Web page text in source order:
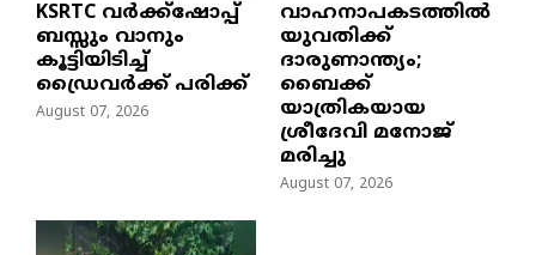
KSRTC വർക്ക്ഷോപ്പ്
ബസ്സും വാനും
കൂട്ടിയിടിച്ച്
ഡ്രൈവർക്ക് പരിക്ക്
August 07, 2026
വാഹനാപകടത്തിൽ
യുവതിക്ക്
ദാരുണാന്ത്യം;
ബൈക്ക്
യാത്രികയായ
ശ്രീദേവി മനോജ്
മരിച്ചു
August 07, 2026